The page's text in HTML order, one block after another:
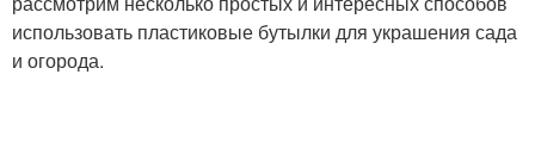
использовать пластиковые бутылки для украшения сада
и огорода.